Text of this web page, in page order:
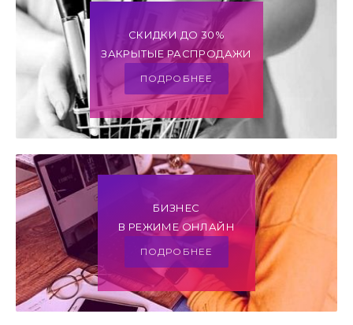
СКИДКИ ДО 30%
ЗАКРЫТЫЕ РАСПРОДАЖИ
ПОДРОБНЕЕ
БИЗНЕС
В РЕЖИМЕ ОНЛАЙН
ПОДРОБНЕЕ